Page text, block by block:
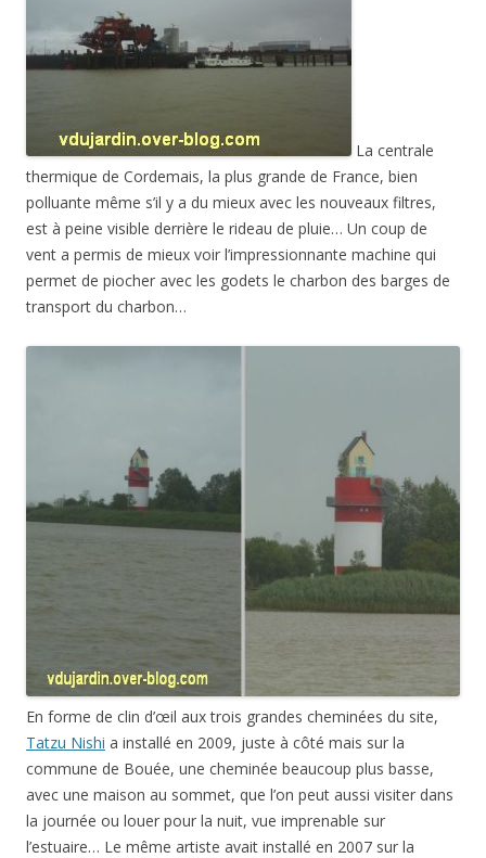
La centrale
thermique de Cordemais, la plus grande de France, bien
polluante même s’il y a du mieux avec les nouveaux filtres,
est à peine visible derrière le rideau de pluie… Un coup de
vent a permis de mieux voir l’impressionnante machine qui
permet de piocher avec les godets le charbon des barges de
transport du charbon…
En forme de clin d’œil aux trois grandes cheminées du site,
Tatzu Nishi a installé en 2009, juste à côté mais sur la
commune de Bouée, une cheminée beaucoup plus basse,
avec une maison au sommet, que l’on peut aussi visiter dans
la journée ou louer pour la nuit, vue imprenable sur
l’estuaire… Le même artiste avait installé en 2007 sur la